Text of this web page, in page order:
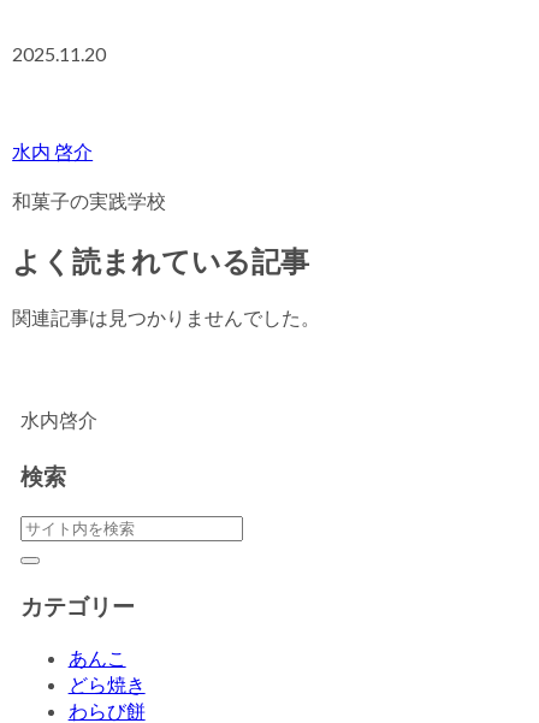
2025.11.20
水内 啓介
和菓子の実践学校
よく読まれている記事
関連記事は見つかりませんでした。
水内啓介
検索
カテゴリー
あんこ
どら焼き
わらび餅